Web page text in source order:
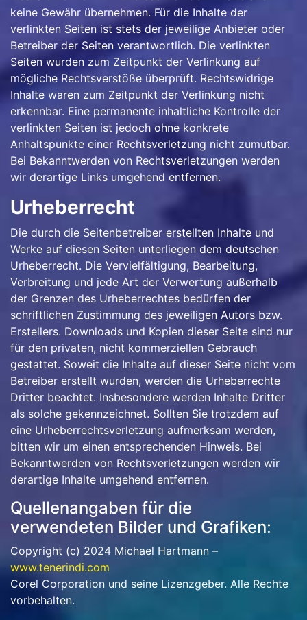
keine Gewähr übernehmen. Für die Inhalte der
verlinkten Seiten ist stets der jeweilige Anbieter oder
Betreiber der Seiten verantwortlich. Die verlinkten
Seiten wurden zum Zeitpunkt der Verlinkung auf
mögliche Rechtsverstöße überprüft. Rechtswidrige
Inhalte waren zum Zeitpunkt der Verlinkung nicht
erkennbar. Eine permanente inhaltliche Kontrolle der
verlinkten Seiten ist jedoch ohne konkrete
Anhaltspunkte einer Rechtsverletzung nicht zumutbar.
Bei Bekanntwerden von Rechtsverletzungen werden
wir derartige Links umgehend entfernen.
Urheberrecht
Die durch die Seitenbetreiber erstellten Inhalte und
Werke auf diesen Seiten unterliegen dem deutschen
Urheberrecht. Die Vervielfältigung, Bearbeitung,
Verbreitung und jede Art der Verwertung außerhalb
der Grenzen des Urheberrechtes bedürfen der
schriftlichen Zustimmung des jeweiligen Autors bzw.
Erstellers. Downloads und Kopien dieser Seite sind nur
für den privaten, nicht kommerziellen Gebrauch
gestattet. Soweit die Inhalte auf dieser Seite nicht vom
Betreiber erstellt wurden, werden die Urheberrechte
Dritter beachtet. Insbesondere werden Inhalte Dritter
als solche gekennzeichnet. Sollten Sie trotzdem auf
eine Urheberrechtsverletzung aufmerksam werden,
bitten wir um einen entsprechenden Hinweis. Bei
Bekanntwerden von Rechtsverletzungen werden wir
derartige Inhalte umgehend entfernen.
Quellenangaben für die
verwendeten Bilder und Grafiken:
Copyright (c) 2024 Michael Hartmann –
www.tenerindi.com
Corel Corporation und seine Lizenzgeber. Alle Rechte
vorbehalten.